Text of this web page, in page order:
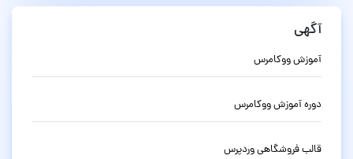
آگهی
آموزش ووکامرس
دوره آموزش ووکامرس
قالب فروشگاهی وردپرس